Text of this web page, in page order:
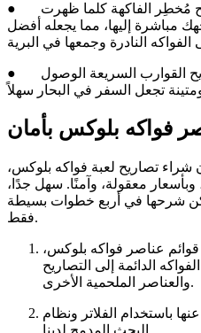
● مُخطِر الفاكهة كلما ظهرت
مباشرة إليها، مما يجعله أفضل
● القوارب السريعة الوصول
فواكه بلوكس بأمان
تصاريح لعبة فواكه بلوكس،
وبأسعار معقولة، وآمنًا. سهل جدًا،
شرحها في أربع خطوات بسيطة
فقط.
عناصر فواكه بلوكس،
الدائمة إلى التصاريح
والعناصر الملحمية الأخرى.
باستخدام الفلاتر ونظام